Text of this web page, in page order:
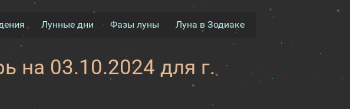
Лунные дни Фазы луны Луна в Зодиаке
на 03.10.2024 для г.